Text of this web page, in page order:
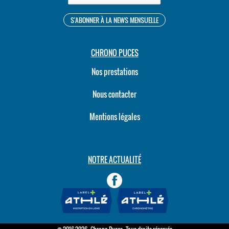
CHRONO PUCES
Nos prestations
Nous contacter
Mentions légales
NOTRE ACTUALITÉ